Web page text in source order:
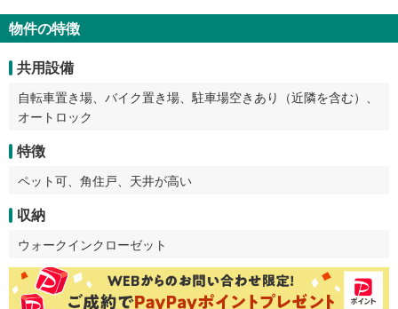
物件の特徴
共用設備
自転車置き場、バイク置き場、駐車場空きあり（近隣を含む）、
オートロック
特徴
ペット可、角住戸、天井が高い
収納
ウォークインクローゼット